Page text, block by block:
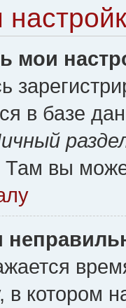
мои
в базе
вы
в котором